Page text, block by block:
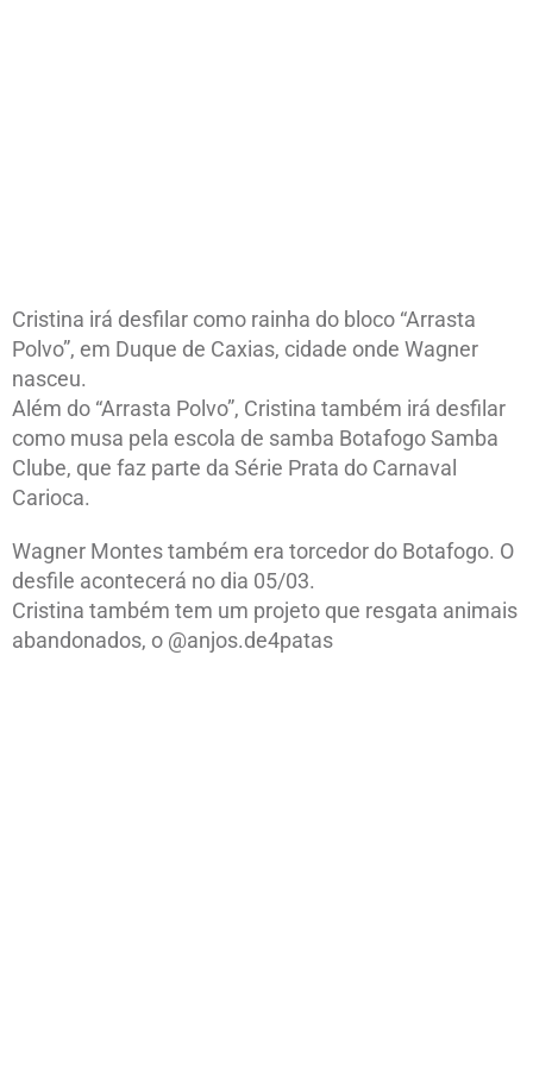
Cristina irá desfilar como rainha do bloco “Arrasta
Polvo”, em Duque de Caxias, cidade onde Wagner
nasceu.
Além do “Arrasta Polvo”, Cristina também irá desfilar
como musa pela escola de samba Botafogo Samba
Clube, que faz parte da Série Prata do Carnaval
Carioca.
Wagner Montes também era torcedor do Botafogo. O
desfile acontecerá no dia 05/03.
Cristina também tem um projeto que resgata animais
abandonados, o @anjos.de4patas